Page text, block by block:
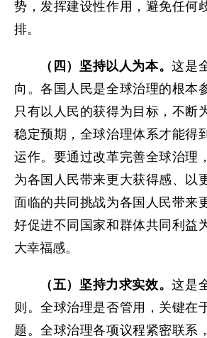
势，发挥建设性作用，避免任何
排。
（四）坚持以人为本。这是
向。各国人民是全球治理的根本
只有以人民的获得为目标，不断
稳定预期，全球治理体系才能得
运作。要通过改革完善全球治理
为各国人民带来更大获得感、以
面临的共同挑战为各国人民带来
好促进不同国家和群体共同利益
大幸福感。
（五）坚持力求实效。这是
则。全球治理是否管用，关键在
题。全球治理各项议程紧密联系